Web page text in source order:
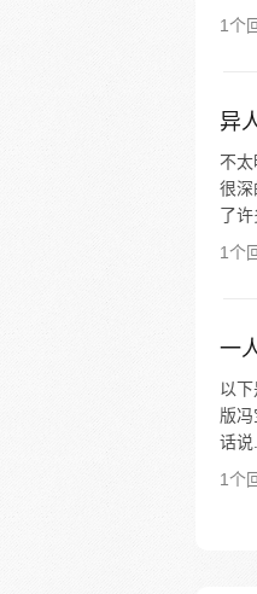
1个
异
不
很深
了许
1个
一
以
版
话说...
1个